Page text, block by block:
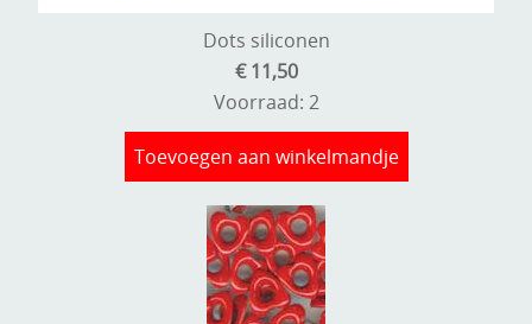
Dots siliconen
€ 11,50
Voorraad: 2
Toevoegen aan winkelmandje